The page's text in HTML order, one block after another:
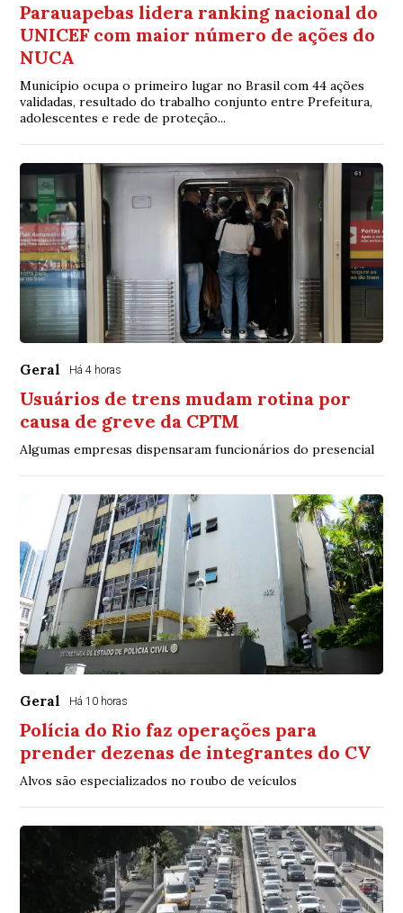
Parauapebas lidera ranking nacional do
UNICEF com maior número de ações do
NUCA
Município ocupa o primeiro lugar no Brasil com 44 ações
validadas, resultado do trabalho conjunto entre Prefeitura,
adolescentes e rede de proteção...
Geral Há 4 horas
Usuários de trens mudam rotina por
causa de greve da CPTM
Algumas empresas dispensaram funcionários do presencial
Geral Há 10 horas
Polícia do Rio faz operações para
prender dezenas de integrantes do CV
Alvos são especializados no roubo de veículos